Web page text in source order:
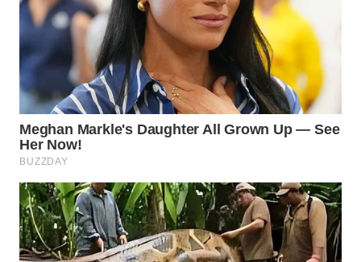
WN
KUNINGAN
WN
MAJALENGKA
WN
SUBANG
WN
SUKABUMI